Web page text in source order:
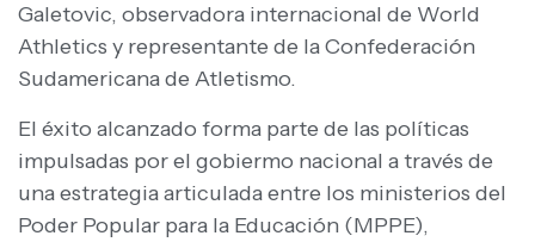
Galetovic, observadora internacional de World
Athletics y representante de la Confederación
Sudamericana de Atletismo.
El éxito alcanzado forma parte de las políticas
impulsadas por el gobiermo nacional a través de
una estrategia articulada entre los ministerios del
Poder Popular para la Educación (MPPE),